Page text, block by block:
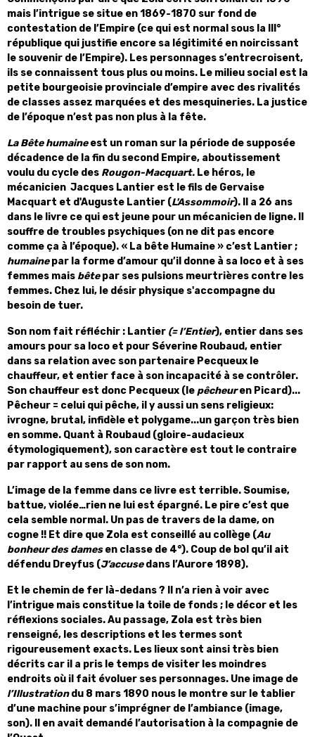
mais l’intrigue se situe en 1869-1870 sur fond de
contestation de l’Empire (ce qui est normal sous la III°
république qui justifie encore sa légitimité en noircissant
le souvenir de l’Empire). Les personnages s’entrecroisent,
ils se connaissent tous plus ou moins. Le milieu social est la
petite bourgeoisie provinciale d’empire avec des rivalités
de classes assez marquées et des mesquineries. La justice
de l’époque n’est pas non plus à la fête.
La Bête humaineest un roman sur la période de supposée
décadence de la fin du second Empire, aboutissement
voulu du cycle des Rougon-Macquart. Le héros, le
mécanicien Jacques Lantier est le fils de Gervaise
Macquart et d'Auguste Lantier (L'Assommoir). Il a 26 ans
dans le livre ce qui est jeune pour un mécanicien de ligne. Il
souffre de troubles psychiques (on ne dit pas encore
comme ça à l’époque). « La bête Humaine » c’est Lantier ;
humainepar la forme d’amour qu’il donne à sa loco et à ses
femmes mais bêtepar ses pulsions meurtrières contre les
femmes. Chez lui, le désir physique s'accompagne du
besoin de tuer.
Son nom fait réfléchir : Lantier (= l’Entier), entier dans ses
amours pour sa loco et pour Séverine Roubaud, entier
dans sa relation avec son partenaire Pecqueux le
chauffeur, et entier face à son incapacité à se contrôler.
Son chauffeur est donc Pecqueux (le pêcheuren Picard)...
Pêcheur = celui qui pêche, il y aussi un sens religieux:
ivrogne, brutal, infidèle et polygame...un garçon très bien
en somme. Quant à Roubaud (gloire-audacieux
étymologiquement), son caractère est tout le contraire
par rapport au sens de son nom.
L’image de la femme dans ce livre est terrible. Soumise,
battue, violée…rien ne lui est épargné. Le pire c’est que
cela semble normal. Un pas de travers de la dame, on
cogne !! Et dire que Zola est conseillé au collège (Au
bonheur des damesen classe de 4°). Coup de bol qu’il ait
défendu Dreyfus (J’accusedans l’Aurore 1898).
Et le chemin de fer là-dedans ? Il n’a rien à voir avec
l’intrigue mais constitue la toile de fonds ; le décor et les
réflexions sociales. Au passage, Zola est très bien
renseigné, les descriptions et les termes sont
rigoureusement exacts. Les lieux sont ainsi très bien
décrits car il a pris le temps de visiter les moindres
endroits où il fait évoluer ses personnages. Une image de
l’Illustrationdu 8 mars 1890 nous le montre sur le tablier
d’une machine pour s’imprégner de l’ambiance (image,
son). Il en avait demandé l’autorisation à la compagnie de